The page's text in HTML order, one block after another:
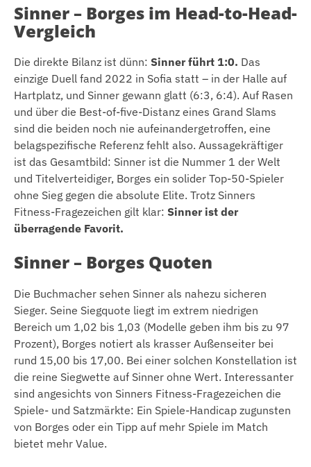
Sinner – Borges im Head-to-Head-
Vergleich
Die direkte Bilanz ist dünn: Sinner führt 1:0. Das
einzige Duell fand 2022 in Sofia statt – in der Halle auf
Hartplatz, und Sinner gewann glatt (6:3, 6:4). Auf Rasen
und über die Best-of-five-Distanz eines Grand Slams
sind die beiden noch nie aufeinandergetroffen, eine
belagspezifische Referenz fehlt also. Aussagekräftiger
ist das Gesamtbild: Sinner ist die Nummer 1 der Welt
und Titelverteidiger, Borges ein solider Top-50-Spieler
ohne Sieg gegen die absolute Elite. Trotz Sinners
Fitness-Fragezeichen gilt klar: Sinner ist der
überragende Favorit.
Sinner – Borges Quoten
Die Buchmacher sehen Sinner als nahezu sicheren
Sieger. Seine Siegquote liegt im extrem niedrigen
Bereich um 1,02 bis 1,03 (Modelle geben ihm bis zu 97
Prozent), Borges notiert als krasser Außenseiter bei
rund 15,00 bis 17,00. Bei einer solchen Konstellation ist
die reine Siegwette auf Sinner ohne Wert. Interessanter
sind angesichts von Sinners Fitness-Fragezeichen die
Spiele- und Satzmärkte: Ein Spiele-Handicap zugunsten
von Borges oder ein Tipp auf mehr Spiele im Match
bietet mehr Value.